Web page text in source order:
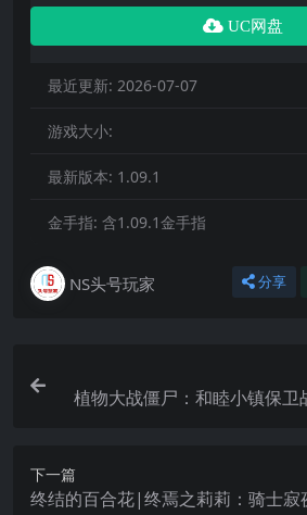
UC网盘
最近更新: 2026-07-07
游戏大小:
最新版本: 1.09.1
金手指: 含1.09.1金手指
NS头号玩家 分享
植物大战僵尸：和睦小镇保卫
下一篇
终结的百合花|终焉之莉莉：骑士